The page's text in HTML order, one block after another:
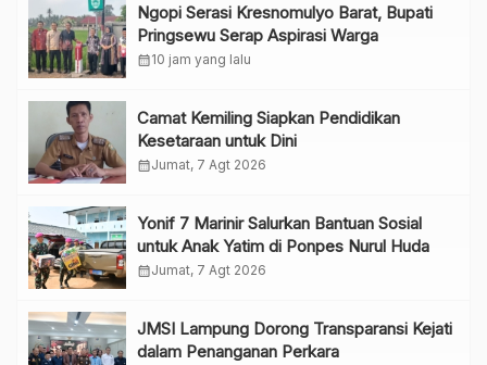
Ngopi Serasi Kresnomulyo Barat, Bupati
Pringsewu Serap Aspirasi Warga
calendar_month10 jam yang lalu
Camat Kemiling Siapkan Pendidikan
Kesetaraan untuk Dini
calendar_monthJumat, 7 Agt 2026
Yonif 7 Marinir Salurkan Bantuan Sosial
untuk Anak Yatim di Ponpes Nurul Huda
calendar_monthJumat, 7 Agt 2026
JMSI Lampung Dorong Transparansi Kejati
dalam Penanganan Perkara